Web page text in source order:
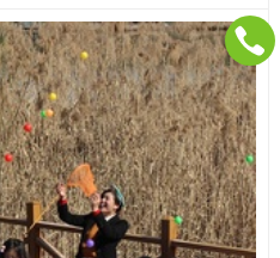
minh, việc vận hành chiếc ô 24
với 2 bước:
hướng ô ra không gian thoáng
ô tự động bật mở căng rộng.
một lần nữa, tán ô sẽ tự động